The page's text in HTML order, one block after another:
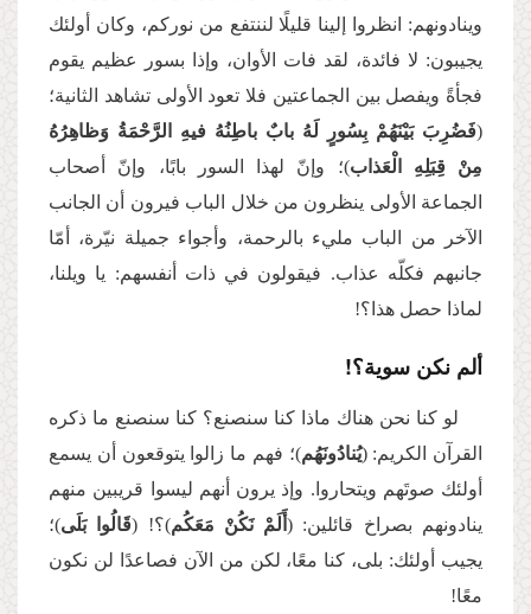
وينادونهم: انظروا إلينا قليلًا لننتفع من نوركم، وكان أولئك
يجيبون: لا فائدة، لقد فات الأوان، وإذا بسور عظيم يقوم
فجأةً ويفصل بين الجماعتين فلا تعود الأولى تشاهد الثانية؛
(فَضُرِبَ بَيْنَهُمْ بِسُورٍ لَهُ بابٌ باطِنُهُ فيهِ الرَّحْمَةُ وَظاهِرُهُ
مِنْ قِبَلِهِ الْعَذاب)؛ وإنّ لهذا السور بابًا، وإنّ أصحاب
الجماعة الأولى ينظرون من خلال الباب فيرون أن الجانب
الآخر من الباب مليء بالرحمة، وأجواء جميلة نيّرة، أمّا
جانبهم فكلّه عذاب. فيقولون في ذات أنفسهم: يا ويلنا،
لماذا حصل هذا؟!
ألم نكن سوية؟!
لو كنا نحن هناك ماذا كنا سنصنع؟ كنا سنصنع ما ذكره
القرآن الكريم: (يُنادُونَهُم)؛ فهم ما زالوا يتوقعون أن يسمع
أولئك صوتَهم ويتحاروا. وإذ يرون أنهم ليسوا قريبين منهم
ينادونهم بصراخ قائلين: (أَلَمْ نَكُنْ مَعَكُم)؟! (قَالُوا بَلَى)؛
يجيب أولئك: بلى، كنا معًا، لكن من الآن فصاعدًا لن نكون
معًا!